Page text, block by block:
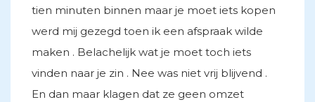
tien minuten binnen maar je moet iets kopen
werd mij gezegd toen ik een afspraak wilde
maken . Belachelijk wat je moet toch iets
vinden naar je zin . Nee was niet vrij blijvend .
En dan maar klagen dat ze geen omzet